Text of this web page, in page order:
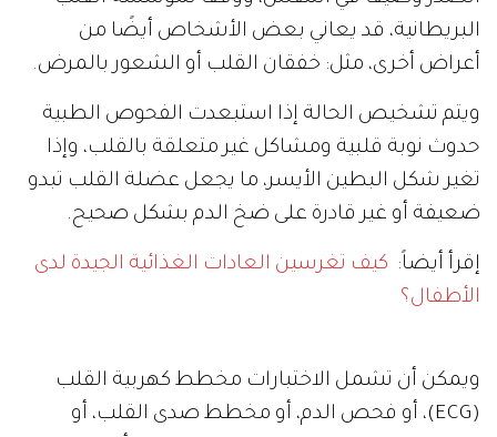
البريطانية، قد يعاني بعض الأشخاص أيضًا من
أعراض أخرى، مثل: خفقان القلب أو الشعور بالمرض.
ويتم تشخيص الحالة إذا استبعدت الفحوص الطبية
حدوث نوبة قلبية ومشاكل غير متعلقة بالقلب، وإذا
تغير شكل البطين الأيسر، ما يجعل عضلة القلب تبدو
ضعيفة أو غير قادرة على ضخ الدم بشكل صحيح.
إقرأ أيضاً: كيف تغرسين العادات الغذائية الجيدة لدى
الأطفال؟
ويمكن أن تشمل الاختبارات مخطط كهربية القلب
(ECG)، أو فحص الدم، أو مخطط صدى القلب، أو